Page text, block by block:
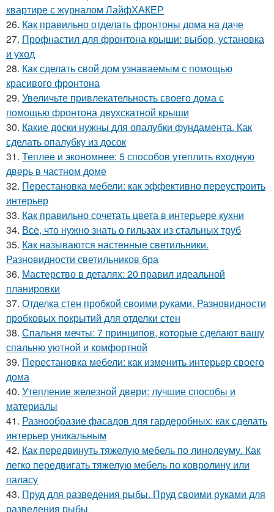
квартире с журналом ЛайфХАКЕР
26. Как правильно отделать фронтоны дома на даче
27. Профнастил для фронтона крыши: выбор, установка
и уход
28. Как сделать свой дом узнаваемым с помощью
красивого фронтона
29. Увеличьте привлекательность своего дома с
помощью фронтона двухскатной крыши
30. Какие доски нужны для опалубки фундамента. Как
сделать опалубку из досок
31. Теплее и экономнее: 5 способов утеплить входную
дверь в частном доме
32. Перестановка мебели: как эффективно переустроить
интерьер
33. Как правильно сочетать цвета в интерьере кухни
34. Все, что нужно знать о гильзах из стальных труб
35. Как называются настенные светильники.
Разновидности светильников бра
36. Мастерство в деталях: 20 правил идеальной
планировки
37. Отделка стен пробкой своими руками. Разновидности
пробковых покрытий для отделки стен
38. Спальня мечты: 7 принципов, которые сделают вашу
спальню уютной и комфортной
39. Перестановка мебели: как изменить интерьер своего
дома
40. Утепление железной двери: лучшие способы и
материалы
41. Разнообразие фасадов для гардеробных: как сделать
интерьер уникальным
42. Как передвинуть тяжелую мебель по линолеуму. Как
легко передвигать тяжелую мебель по ковролину или
паласу
43. Пруд для разведения рыбы. Пруд своими руками для
разведения рыбы